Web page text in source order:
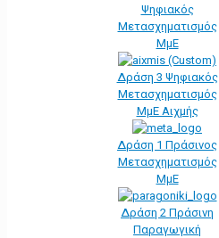
Ψηφιακός
Μετασχηματισμός
ΜμΕ
Δράση 3 Ψηφιακός
Μετασχηματισμός
ΜμΕ Αιχμής
Δράση 1 Πράσινος
Μετασχηματισμός
ΜμΕ
Δράση 2 Πράσινη
Παραγωγική